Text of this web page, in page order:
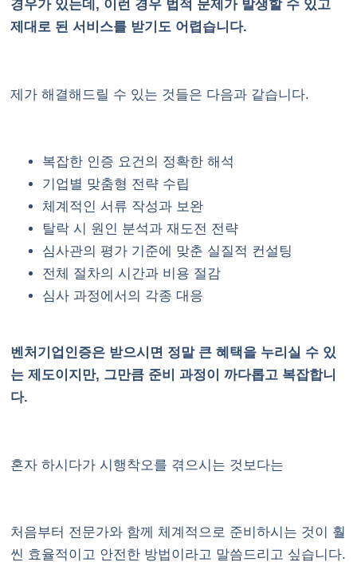
경우가 있는데, 이런 경우 법적 문제가 발생할 수 있고
제대로 된 서비스를 받기도 어렵습니다.
제가 해결해드릴 수 있는 것들은 다음과 같습니다.
복잡한 인증 요건의 정확한 해석
기업별 맞춤형 전략 수립
체계적인 서류 작성과 보완
탈락 시 원인 분석과 재도전 전략
심사관의 평가 기준에 맞춘 실질적 컨설팅
전체 절차의 시간과 비용 절감
심사 과정에서의 각종 대응
벤처기업인증은 받으시면 정말 큰 혜택을 누리실 수 있
는 제도이지만, 그만큼 준비 과정이 까다롭고 복잡합니
다.
혼자 하시다가 시행착오를 겪으시는 것보다는
처음부터 전문가와 함께 체계적으로 준비하시는 것이 훨
씬 효율적이고 안전한 방법이라고 말씀드리고 싶습니다.